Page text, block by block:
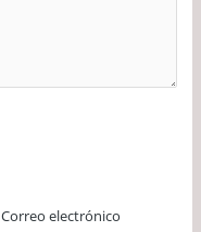
Correo electrónico